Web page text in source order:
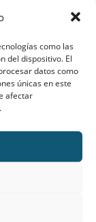
como las
del dispositivo. El
datos como
únicas en este
afectar
pañoleta
de
los